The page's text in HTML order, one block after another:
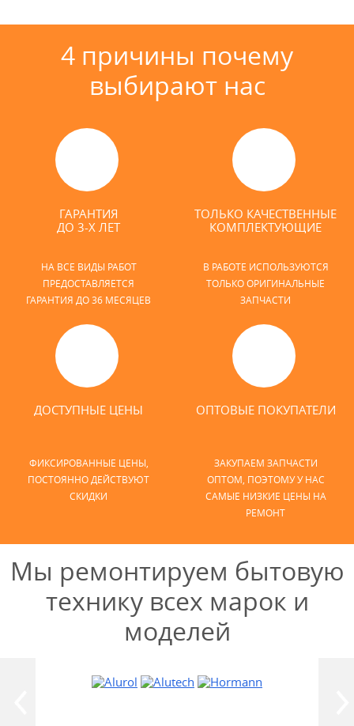
4 причины почему
выбирают нас
ГАРАНТИЯ
ДО 3-Х ЛЕТ
НА ВСЕ ВИДЫ РАБОТ
ПРЕДОСТАВЛЯЕТСЯ
ГАРАНТИЯ ДО 36 МЕСЯЦЕВ
ТОЛЬКО КАЧЕСТВЕННЫЕ
КОМПЛЕКТУЮЩИЕ
В РАБОТЕ ИСПОЛЬЗУЮТСЯ
ТОЛЬКО ОРИГИНАЛЬНЫЕ
ЗАПЧАСТИ
ДОСТУПНЫЕ ЦЕНЫ
ФИКСИРОВАННЫЕ ЦЕНЫ,
ПОСТОЯННО ДЕЙСТВУЮТ
СКИДКИ
ОПТОВЫЕ ПОКУПАТЕЛИ
ЗАКУПАЕМ ЗАПЧАСТИ
ОПТОМ, ПОЭТОМУ У НАС
САМЫЕ НИЗКИЕ ЦЕНЫ НА
РЕМОНТ
Мы ремонтируем бытовую
технику всех марок и
моделей